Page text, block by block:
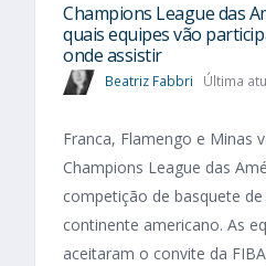
Champions League das
quais equipes vão
onde assistir
Beatriz Fabbri Última
Franca, Flamengo e Minas
Champions League das
competição de basquete
continente americano. As
aceitaram o convite da